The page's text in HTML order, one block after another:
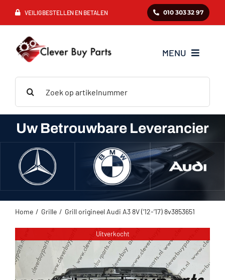
VEILIG BESTELLEN EN BETALEN 010 303 32 97
naar:
MENU
Mercedes
BMW
Audi
VAG
Uw Betrouwbare Leverancier
Home Grille Grill origineel Audi A3 8V (’12-’17) 8v3853651
Uitverkocht